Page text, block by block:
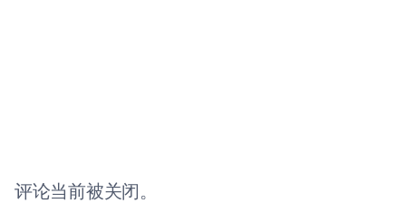
评论当前被关闭。